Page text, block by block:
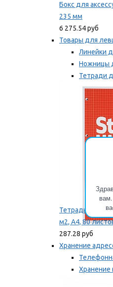
Бокс для
235 мм
6 275.54 руб
Товары для
Линейки
Ножницы
Тетради
Точилки
Мы
Тетрадь для
м2, А4, 80
287.28 руб
Хранение
Хранение